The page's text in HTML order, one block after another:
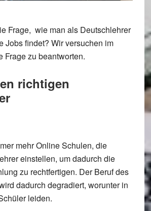
Frage, wie man als Deutschlehrer
Jobs findet? Wir versuchen im
Frage zu beantworten.
richtigen
mehr Online Schulen, die
einstellen, um dadurch die
zu rechtfertigen. Der Beruf des
dadurch degradiert, worunter in
leiden.